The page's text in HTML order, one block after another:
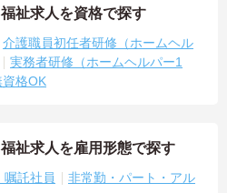
祉求人を資格で探す
介護職員初任者研修（ホームヘル
実務者研修（ホームヘルパー1
資格OK
祉求人を雇用形態で探す
嘱託社員
非常勤・パート・アル